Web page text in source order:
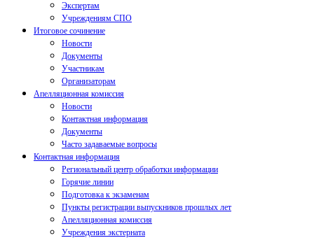
Экспертам
Учреждениям СПО
Итоговое сочинение
Новости
Документы
Участникам
Организаторам
Апелляционная комиссия
Новости
Контактная информация
Документы
Часто задаваемые вопросы
Контактная информация
Региональный центр обработки информации
Горячие линии
Подготовка к экзаменам
Пункты регистрации выпускников прошлых лет
Апелляционная комиссия
Учреждения экстерната